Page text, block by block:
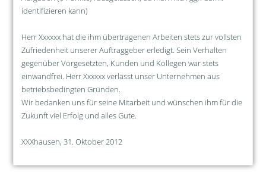
identifizieren kann)
Herr Xxxxxx hat die ihm übertragenen Arbeiten stets zur vollsten
Zufriedenheit unserer Auftraggeber erledigt. Sein Verhalten
gegenüber Vorgesetzten, Kunden und Kollegen war stets
einwandfrei. Herr Xxxxxx verlässt unser Unternehmen aus
betriebsbedingten Gründen.
Wir bedanken uns für seine Mitarbeit und wünschen ihm für die
Zukunft viel Erfolg und alles Gute.
XXXhausen, 31. Oktober 2012